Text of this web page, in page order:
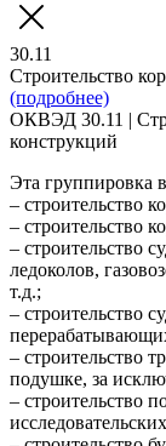
30.11
Строительство
(подробнее)
ОКВЭД 30.11 |
конструкций
Эта группировка
– строительство
– строительство
– строительство
ледоколов,
т.д.;
– строительство
– строительство
подушке, за
– строительство